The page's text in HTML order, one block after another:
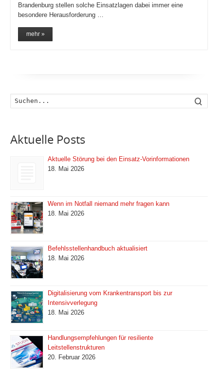
Brandenburg stellen solche Einsatzlagen dabei immer eine
besondere Herausforderung …
mehr »
Aktuelle Posts
Aktuelle Störung bei den Einsatz-Vorinformationen
18. Mai 2026
Wenn im Notfall niemand mehr fragen kann
18. Mai 2026
Befehlsstellenhandbuch aktualisiert
18. Mai 2026
Digitalisierung vom Krankentransport bis zur
Intensivverlegung
18. Mai 2026
Handlungsempfehlungen für resiliente
Leitstellenstrukturen
20. Februar 2026